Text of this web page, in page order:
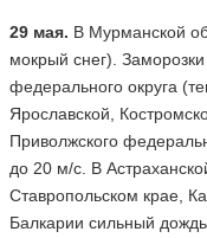
29 мая. В Мурманской
мокрый снег).
федерального округа
Ярославской,
Приволжского
до 20 м/с. В
Ставропольском крае,
Балкарии сильный